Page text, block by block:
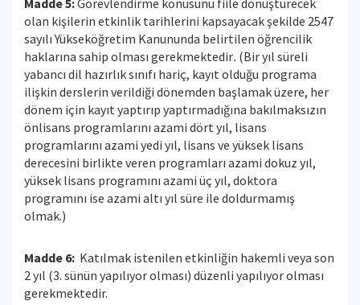
Madde 5:Görevlendirme konusunu fiile dönüştürecek
olan kişilerin etkinlik tarihlerini kapsayacak şekilde 2547
sayılı Yükseköğretim Kanununda belirtilen öğrencilik
haklarına sahip olması gerekmektedir. (Bir yıl süreli
yabancı dil hazırlık sınıfı hariç, kayıt olduğu programa
ilişkin derslerin verildiği dönemden başlamak üzere, her
dönem için kayıt yaptırıp yaptırmadığına bakılmaksızın
önlisans programlarını azami dört yıl, lisans
programlarını azami yedi yıl, lisans ve yüksek lisans
derecesini birlikte veren programları azami dokuz yıl,
yüksek lisans programını azami üç yıl, doktora
programını ise azami altı yıl süre ile doldurmamış
olmak.)
Madde 6: Katılmak istenilen etkinliğin hakemli veya son
2 yıl (3. sünün yapılıyor olması) düzenli yapılıyor olması
gerekmektedir.